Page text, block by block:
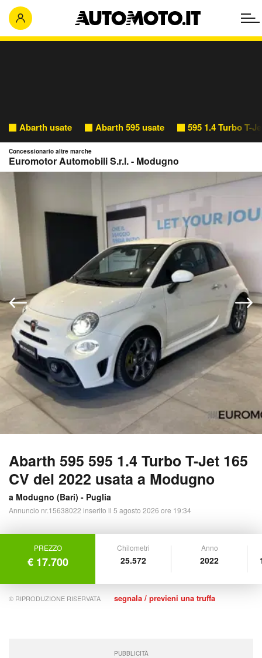
Abarth usate Abarth 595 usate 595 1.4 Turbo T-
Abarth 595 595 1.4 Turbo T-Jet 165
CV del 2022 usata a Modugno
a Modugno (Bari) - Puglia
Annuncio nr.15638022 inserito il 5 agosto 2026 ore 19:34
Concessionario altre marche
Euromotor Automobili S.r.l. - Modugno
PREZZO
€ 17.700
Chilometri
25.572
Anno
2022
© RIPRODUZIONE RISERVATA segnala / previeni una truffa
PUBBLICITÀ